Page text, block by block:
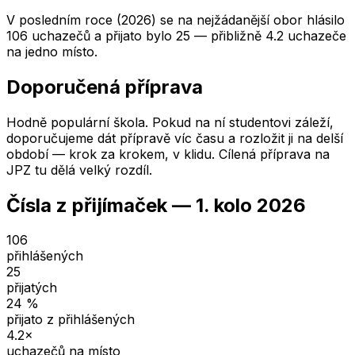
V posledním roce (2026) se na nejžádanější obor hlásilo
106 uchazečů a přijato bylo 25 — přibližně 4.2 uchazeče
na jedno místo.
Doporučená příprava
Hodně populární škola. Pokud na ní studentovi záleží,
doporučujeme dát přípravě víc času a rozložit ji na delší
období — krok za krokem, v klidu. Cílená příprava na
JPZ tu dělá velký rozdíl.
Čísla z přijímaček — 1. kolo 2026
106
přihlášených
25
přijatých
24 %
přijato z přihlášených
4.2×
uchazečů na místo